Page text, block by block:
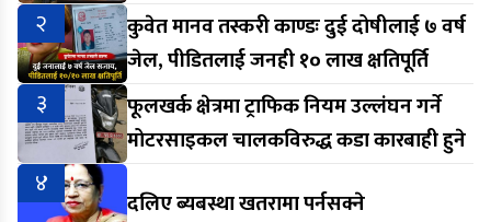
२
कुवेत मानव तस्करी काण्डः दुई दोषीलाई ७ वर्ष
जेल, पीडितलाई जनही १० लाख क्षतिपूर्ति
३
फूलखर्क क्षेत्रमा ट्राफिक नियम उल्लंघन गर्ने
मोटरसाइकल चालकविरुद्ध कडा कारबाही हुने
४
दलिए ब्यबस्था खतरामा पर्नसक्ने